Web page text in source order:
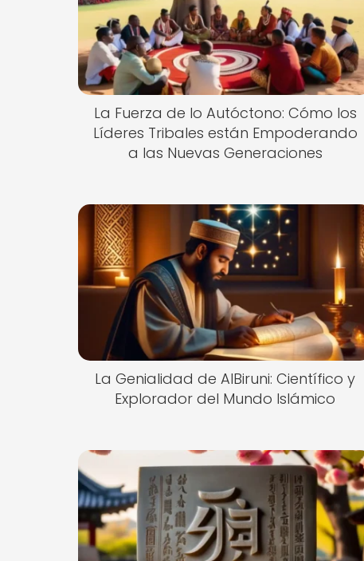
La Fuerza de lo Autóctono: Cómo los
Líderes Tribales están Empoderando
a las Nuevas Generaciones
La Genialidad de AlBiruni: Científico y
Explorador del Mundo Islámico